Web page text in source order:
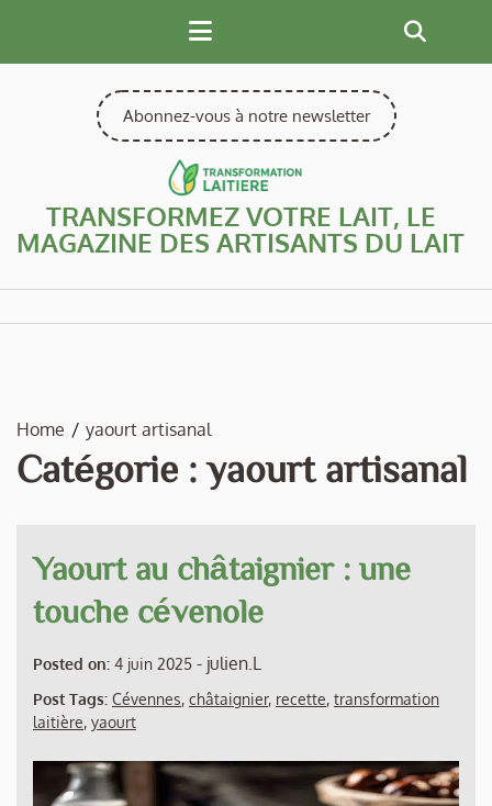
content
Abonnez-vous à notre newsletter
TRANSFORMEZ VOTRE LAIT, LE
MAGAZINE DES ARTISANTS DU LAIT
Home yaourt artisanal
Catégorie :yaourt artisanal
Yaourt au châtaignier : une
touche cévenole
Posted on: 4 juin 2025 - julien.L
Post Tags: Cévennes, châtaignier, recette, transformation
laitière, yaourt